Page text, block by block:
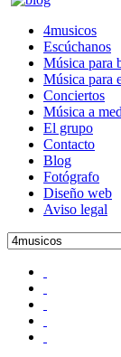
4musicos
Escúchanos
Música para
Música para
Conciertos
Música a
El grupo
Contacto
Blog
Fotógrafo
Diseño web
Aviso legal